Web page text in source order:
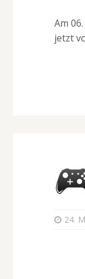
Am
jetzt
24.